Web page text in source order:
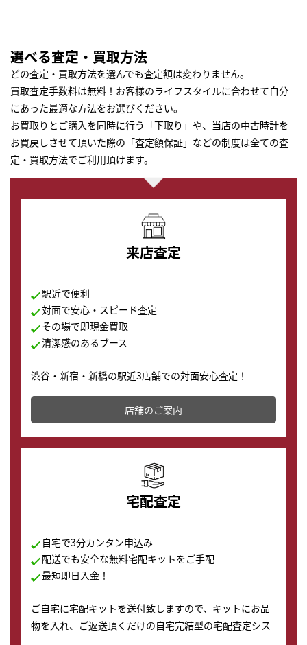
選べる査定・買取方法
どの査定・買取方法を選んでも査定額は変わりません。
買取査定手数料は無料！お客様のライフスタイルに合わせて自分
にあった最適な方法をお選びください。
お買取りとご購入を同時に行う「下取り」や、当店の中古時計を
お買戻しさせて頂いた際の「査定額保証」などの制度は全ての査
定・買取方法でご利用頂けます。
来店査定
駅近で便利
対面で安心・スピード査定
その場で即現金買取
清潔感のあるブース
渋谷・新宿・新橋の駅近3店舗での対面安心査定！
その場で現金買取致します。渋谷本店では、時計販売の
店舗を併設しており、下取りに出してお得に新しい時計
の購入もできます♪
店舗のご案内
宅配査定
自宅で3分カンタン申込み
配送でも安全な無料宅配キットをご手配
最短即日入金！
ご自宅に宅配キットを送付致しますので、キットにお品
物を入れ、ご返送頂くだけの自宅完結型の宅配査定シス